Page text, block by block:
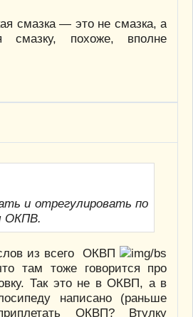
смазка — это не смазка, а
смазку, похоже, вполне
и отрегулировать по
ОКПВ.
из всего ОКВП
там тоже говорится про
Так это не в ОКВП, а в
написано (раньше
ОКВП? Втулку